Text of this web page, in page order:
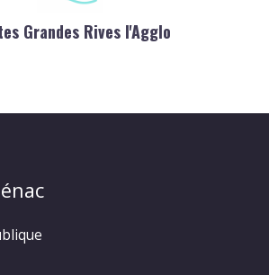
Grandes Rives l'Agglo